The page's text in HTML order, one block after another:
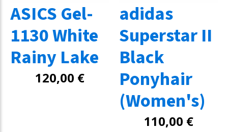
ASICS Gel-
1130 White
Rainy Lake
120,00 €
adidas
Superstar II
Black
Ponyhair
(Women's)
110,00 €